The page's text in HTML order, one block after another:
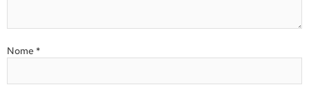
Nome *